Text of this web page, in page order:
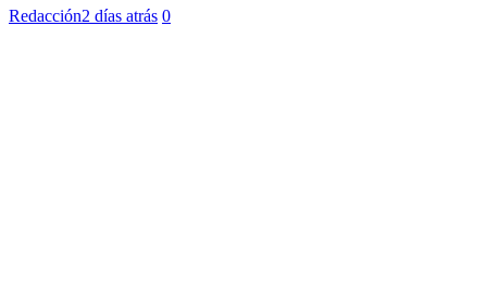
Redacción2 días atrás 0